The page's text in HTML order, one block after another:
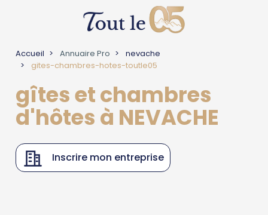
Accueil Annuaire Pro
nevache
gites-chambres-hotes-toutle05
gîtes et chambres
d'hôtes à NEVACHE
Inscrire mon entreprise